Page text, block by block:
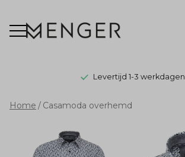
Levertijd 1-3 werkdagen
Casamoda
overhemd
Home Casamoda overhemd